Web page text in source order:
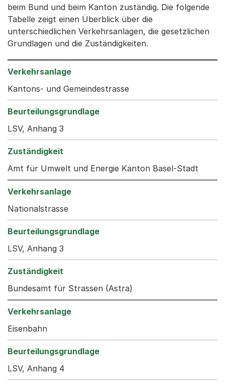
beim Bund und beim Kanton zuständig. Die folgende
Tabelle zeigt einen Überblick über die
unterschiedlichen Verkehrsanlagen, die gesetzlichen
Grundlagen und die Zuständigkeiten.
Kantons- und Gemeindestrasse
LSV, Anhang 3
Amt für Umwelt und Energie Kanton Basel-Stadt
Nationalstrasse
LSV, Anhang 3
Bundesamt für Strassen (Astra)
Eisenbahn
LSV, Anhang 4